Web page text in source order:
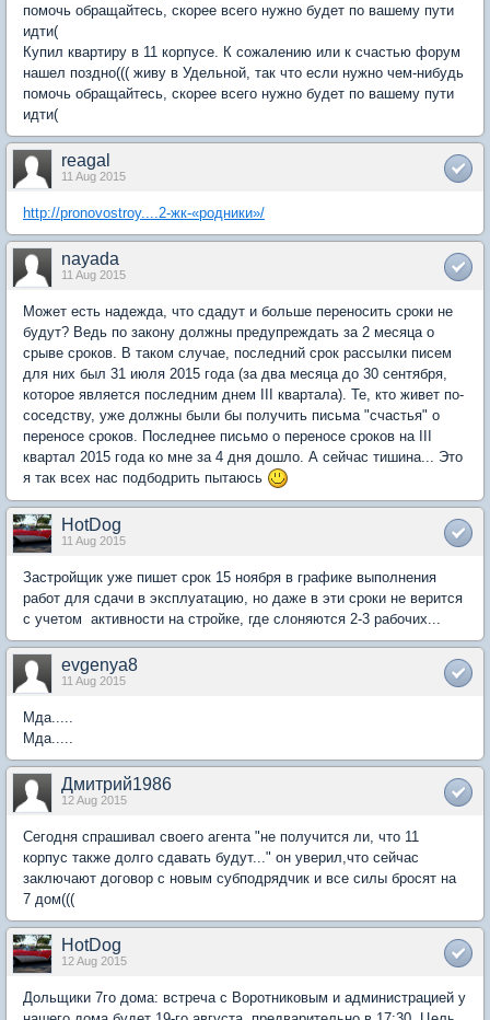
помочь обращайтесь, скорее всего нужно будет по вашему пути
идти(
Купил квартиру в 11 корпусе. К сожалению или к счастью форум
нашел поздно((( живу в Удельной, так что если нужно чем-нибудь
помочь обращайтесь, скорее всего нужно будет по вашему пути
идти(
reagal
11 Aug 2015
http://pronovostroy....2-жк-«родники»/
nayada
11 Aug 2015
Может есть надежда, что сдадут и больше переносить сроки не
будут? Ведь по закону должны предупреждать за 2 месяца о
срыве сроков. В таком случае, последний срок рассылки писем
для них был 31 июля 2015 года (за два месяца до 30 сентября,
которое является последним днем III квартала). Те, кто живет по-
соседству, уже должны были бы получить письма "счастья" о
переносе сроков. Последнее письмо о переносе сроков на III
квартал 2015 года ко мне за 4 дня дошло. А сейчас тишина... Это
я так всех нас подбодрить пытаюсь
HotDog
11 Aug 2015
Застройщик уже пишет срок 15 ноября в графике выполнения
работ для сдачи в эксплуатацию, но даже в эти сроки не верится
с учетом активности на стройке, где слоняются 2-3 рабочих...
evgenya8
11 Aug 2015
Мда.....
Мда.....
Дмитрий1986
12 Aug 2015
Сегодня спрашивал своего агента "не получится ли, что 11
корпус также долго сдавать будут..." он уверил,что сейчас
заключают договор с новым субподрядчик и все силы бросят на
7 дом(((
HotDog
12 Aug 2015
Дольщики 7го дома: встреча с Воротниковым и администрацией у